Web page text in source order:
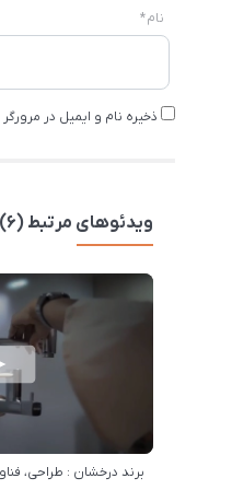
نام*
ذخیره نام و ایمیل در
ویدئوهای مرتبط (6)
برند درخشان : طراحی،